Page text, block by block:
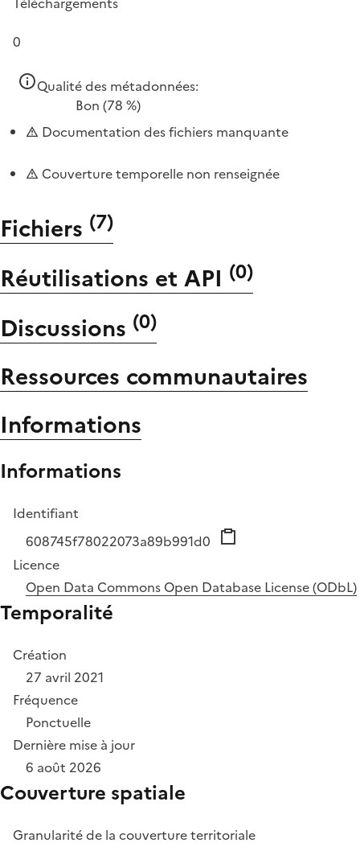
0
Qualité des métadonnées:
Bon (78 %)
Documentation des fichiers manquante
Couverture temporelle non renseignée
Fichiers (7)
Réutilisations et API (0)
Discussions (0)
Ressources communautaires
Informations
Informations
Identifiant
608745f78022073a89b991d0
Licence
Open Data Commons Open Database License (ODbL)
Temporalité
Création
27 avril 2021
Fréquence
Ponctuelle
Dernière mise à jour
6 août 2026
Couverture spatiale
Granularité de la couverture territoriale